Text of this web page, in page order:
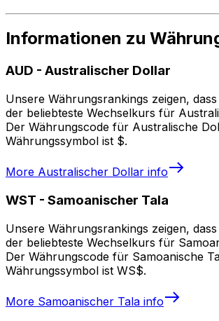
Informationen zu
AUD - Australischer Dollar
Unsere Währungsrankings zeigen,
der beliebteste Wechselkurs für
Der Währungscode für Australische
Währungssymbol ist $.
More Australischer Dollar info
WST - Samoanischer Tala
Unsere Währungsrankings zeigen,
der beliebteste Wechselkurs für
Der Währungscode für Samoanische
Währungssymbol ist WS$.
More Samoanischer Tala info